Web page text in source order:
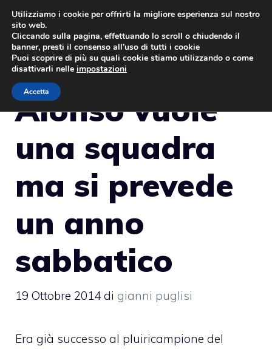
Vai
contenuto
Alonso vuole
una squadra
ma si prevede
un anno
sabbatico
19 Ottobre 2014 di gianni puglisi
Era già successo al pluiricampione del
Utilizziamo i cookie per offrirti la migliore esperienza sul nostro
sito web.
Cliccando sulla pagina, effettuando lo scroll o chiudendo il
banner, presti il consenso all’uso di tutti i cookie
Puoi scoprire di più su quali cookie stiamo utilizzando o come
disattivarli nelle impostazioni
Accetta